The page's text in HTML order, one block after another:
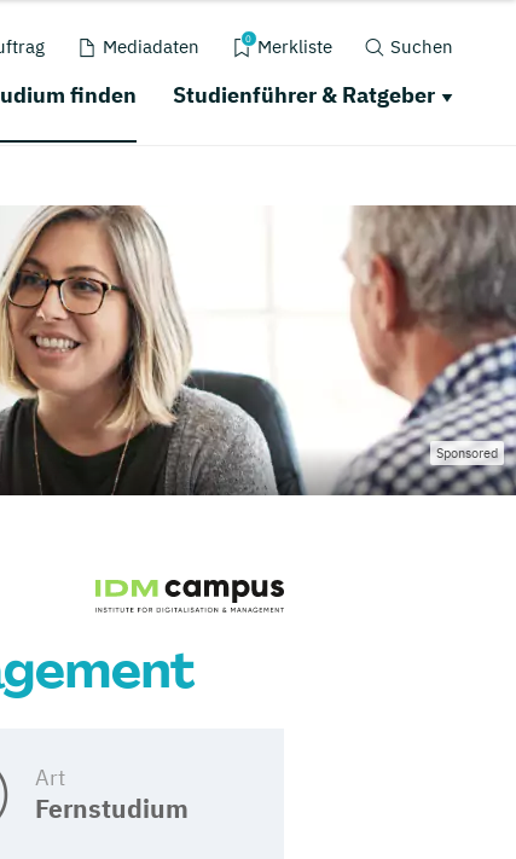
Mediadaten 0 Merkliste Suchen
finden Studienführer & Ratgeber
Sponsored
Art
Fernstudium